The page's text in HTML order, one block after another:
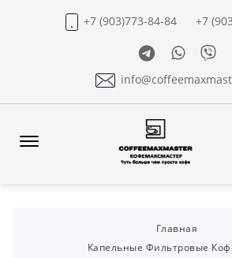
+7 (903)773-84-84
+7
Telegram
Главная
Капельные Фильтровые